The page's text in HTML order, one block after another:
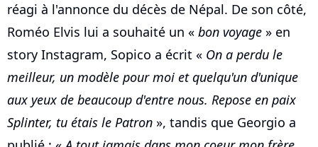
réagi à l'annonce du décès de Népal. De son côté,
Roméo Elvis lui a souhaité un « bon voyage » en
story Instagram, Sopico a écrit « On a perdu le
meilleur, un modèle pour moi et quelqu'un d'unique
aux yeux de beaucoup d'entre nous. Repose en paix
Splinter, tu étais le Patron », tandis que Georgio a